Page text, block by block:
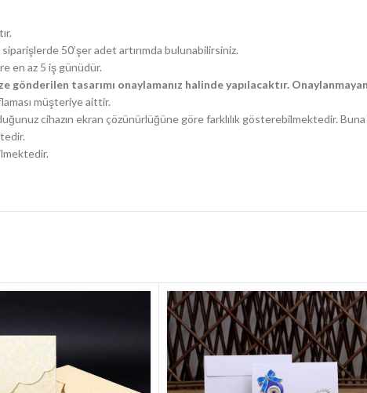
50’şer adet artırımda bulunabilirsiniz.
en az 5 iş günüdür.
gönderilen tasarımı onaylamanız halinde yapılacaktır.
müşteriye aittir.
cihazın ekran çözünürlüğüne göre farklılık gösterebilmektedir.